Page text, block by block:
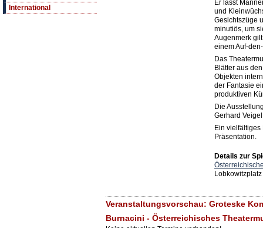
International
Er lässt
und
Gesichtszüge
minutiös, um
Augenmerk
einem Auf-
Das
Blätter aus
Objekten
der Fantasie
produktiven
Die
Gerhard
Ein
Präsentation.
Details zur
Veranstaltungsvorschau: Groteske
Burnacini - Österreichisches